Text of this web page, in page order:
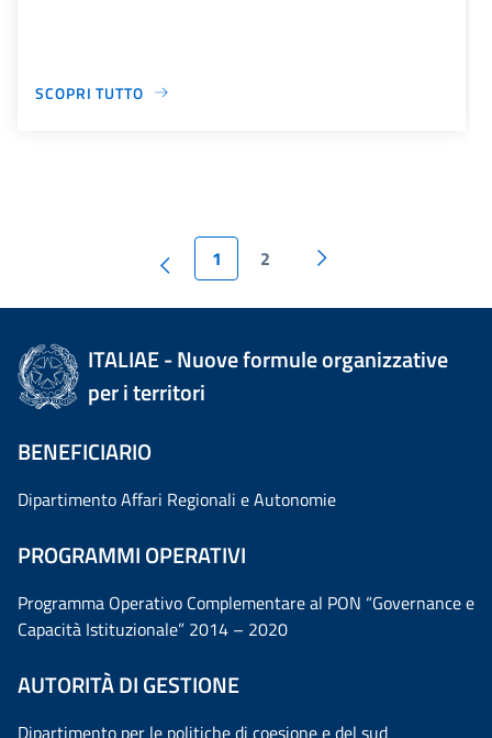
SCOPRI TUTTO
1 2
ITALIAE - Nuove formule organizzative
per i territori
BENEFICIARIO
Dipartimento Affari Regionali e Autonomie
PROGRAMMI OPERATIVI
Programma Operativo Complementare al PON “Governance e
Capacità Istituzionale” 2014 – 2020
AUTORITÀ DI GESTIONE
Dipartimento per le politiche di coesione e del sud